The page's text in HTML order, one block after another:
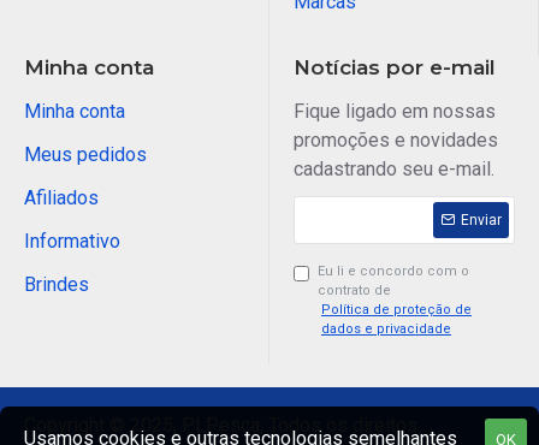
Minha conta
Minha conta
Meus pedidos
Afiliados
Informativo
Brindes
Notícias por e-mail
Fique ligado em nossas
promoções e novidades
cadastrando seu e-mail.
Enviar
Eu li e concordo com o
contrato de
Política de proteção de
dados e privacidade
Copyright © 2025, PLPesca, Todos os direitos
OK
Usamos cookies e outras tecnologias semelhantes